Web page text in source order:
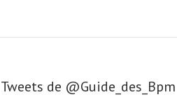
Tweets de ‎@Guide_des_Bpm